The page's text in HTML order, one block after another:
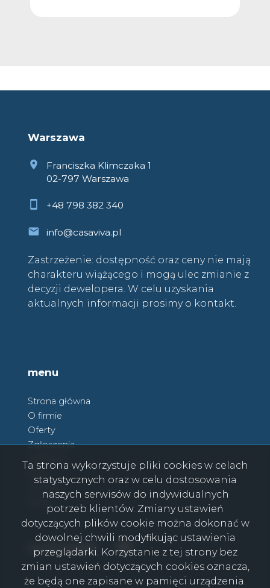
Warszawa
Franciszka Klimczaka 1
02-797 Warszawa
+48 798 382 340
info@casaviva.pl
Zastrzeżenie: dostępność oraz ceny nie mają
charakteru wiążącego i mogą ulec zmianie z
decyzji dewelopera. W celu uzyskania
aktualnych informacji prosimy o kontakt.
menu
Strona główna
O firmie
Oferty
Zgłoszenia
Kontakt
social media Facebook
Facebook
Ta strona wykorzystuje pliki cookies w celach
statystycznych oraz w celu dostosowania
naszych serwisów do indywidualnych
potrzeb klientów. Zmiany ustawień
dotyczących plików cookie można dokonać w
dowolnej chwili modyfikując ustawienia
przeglądarki. Korzystanie z tej strony bez
zmian ustawień dotyczących cookies oznacza,
że będą one zapisane w pamięci urządzenia.